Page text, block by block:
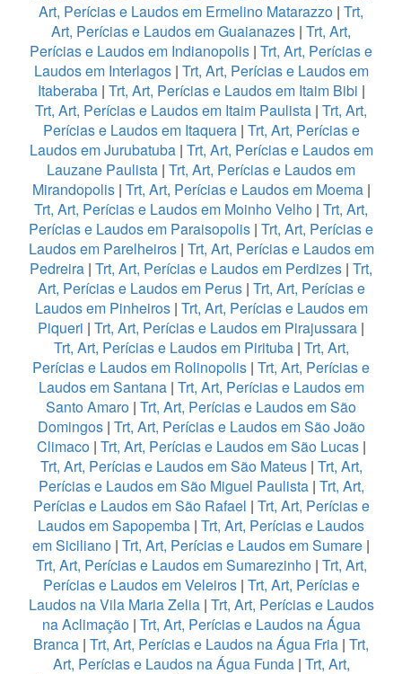
Art, Perícias e Laudos em Ermelino Matarazzo | Trt,
Art, Perícias e Laudos em Guaianazes | Trt, Art,
Perícias e Laudos em Indianopolis | Trt, Art, Perícias e
Laudos em Interlagos| Trt, Art, Perícias e Laudos em
Itaberaba| Trt, Art, Perícias e Laudos em Itaim Bibi |
Trt, Art, Perícias e Laudos em Itaim Paulista | Trt, Art,
Perícias e Laudos em Itaquera| Trt, Art, Perícias e
Laudos em Jurubatuba| Trt, Art, Perícias e Laudos em
Lauzane Paulista | Trt, Art, Perícias e Laudos em
Mirandopolis| Trt, Art, Perícias e Laudos em Moema|
Trt, Art, Perícias e Laudos em Moinho Velho | Trt, Art,
Perícias e Laudos em Paraisopolis | Trt, Art, Perícias e
Laudos em Parelheiros| Trt, Art, Perícias e Laudos em
Pedreira | Trt, Art, Perícias e Laudos em Perdizes | Trt,
Art, Perícias e Laudos em Perus| Trt, Art, Perícias e
Laudos em Pinheiros| Trt, Art, Perícias e Laudos em
Piqueri | Trt, Art, Perícias e Laudos em Pirajussara |
Trt, Art, Perícias e Laudos em Pirituba| Trt, Art,
Perícias e Laudos em Rolinopolis | Trt, Art, Perícias e
Laudos em Santana| Trt, Art, Perícias e Laudos em
Santo Amaro | Trt, Art, Perícias e Laudos em São
Domingos| Trt, Art, Perícias e Laudos em São João
Climaco| Trt, Art, Perícias e Laudos em São Lucas|
Trt, Art, Perícias e Laudos em São Mateus | Trt, Art,
Perícias e Laudos em São Miguel Paulista| Trt, Art,
Perícias e Laudos em São Rafael | Trt, Art, Perícias e
Laudos em Sapopemba | Trt, Art, Perícias e Laudos
em Siciliano | Trt, Art, Perícias e Laudos em Sumare |
Trt, Art, Perícias e Laudos em Sumarezinho| Trt, Art,
Perícias e Laudos em Veleiros| Trt, Art, Perícias e
Laudos na Vila Maria Zelia| Trt, Art, Perícias e Laudos
na Aclimação| Trt, Art, Perícias e Laudos na Água
Branca | Trt, Art, Perícias e Laudos na Água Fria | Trt,
Art, Perícias e Laudos na Água Funda| Trt, Art,